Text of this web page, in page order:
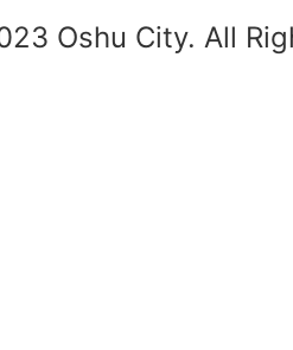
Oshu City. All